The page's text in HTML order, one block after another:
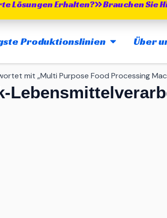
Lösungen Erhalten? Brauchen Sie
Produktionslinien MAIN Über
mit „Multi Purpose Food Processing